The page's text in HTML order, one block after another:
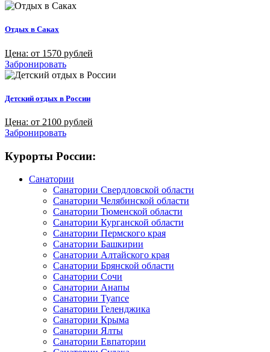
Отдых в Саках
Цена: от 1570 рублей
Забронировать
Детский отдых в России
Цена: от 2100 рублей
Забронировать
Курорты России:
Санатории
Санатории Свердловской области
Санатории Челябинской области
Санатории Тюменской области
Санатории Курганской области
Санатории Пермского края
Санатории Башкирии
Санатории Алтайского края
Санатории Брянской области
Санатории Сочи
Санатории Анапы
Санатории Туапсе
Санатории Геленджика
Санатории Крыма
Санатории Ялты
Санатории Евпатории